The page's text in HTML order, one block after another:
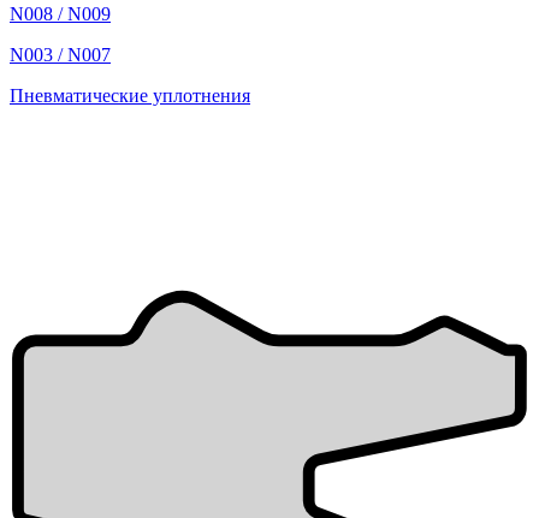
N008 / N009
N003 / N007
Пневматические уплотнения